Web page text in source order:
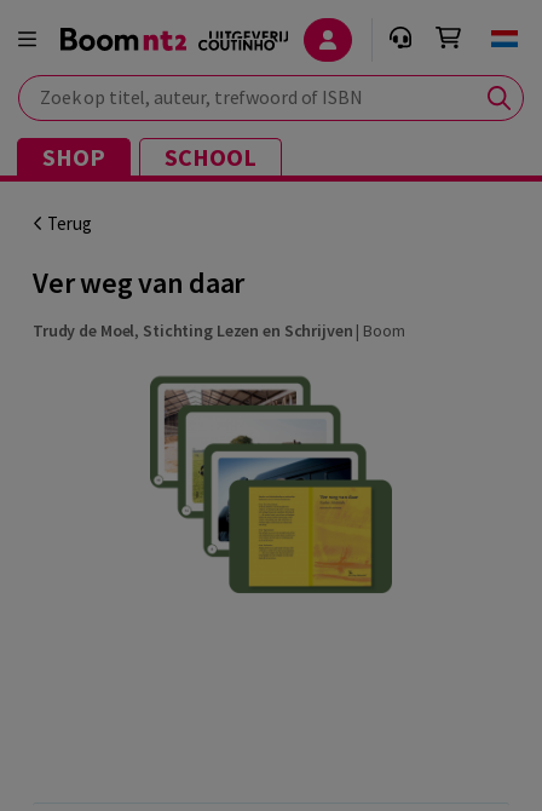
Zoek op titel, auteur, trefwoord of ISBN
SHOP SCHOOL
Terug
Ver weg van daar
Trudy de Moel, Stichting Lezen en Schrijven | Boom